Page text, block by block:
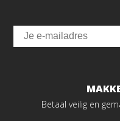
Email
Betaal veilig en